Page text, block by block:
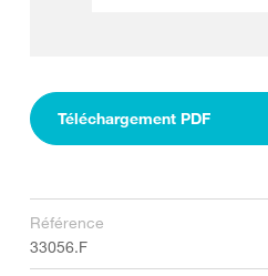
Téléchargement PDF
Référence
33056.F